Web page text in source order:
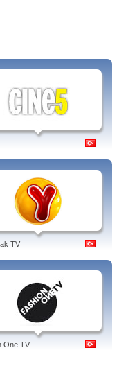
TV
One TV